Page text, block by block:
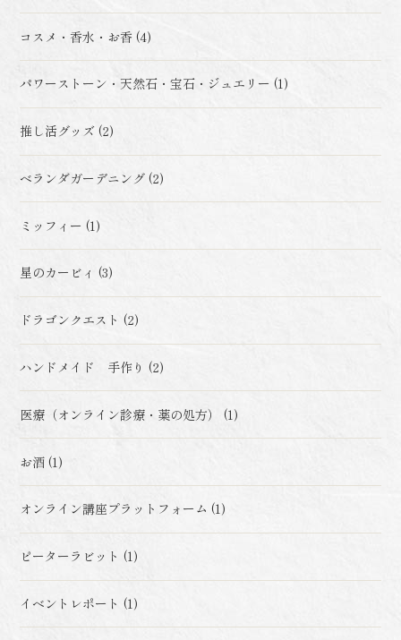
コスメ・香水・お香 (4)
パワーストーン・天然石・宝石・ジュエリー (1)
推し活グッズ (2)
ベランダガーデニング (2)
ミッフィー (1)
星のカービィ (3)
ドラゴンクエスト (2)
ハンドメイド 手作り (2)
医療（オンライン診療・薬の処方） (1)
お酒 (1)
オンライン講座プラットフォーム (1)
ピーターラビット (1)
イベントレポート (1)